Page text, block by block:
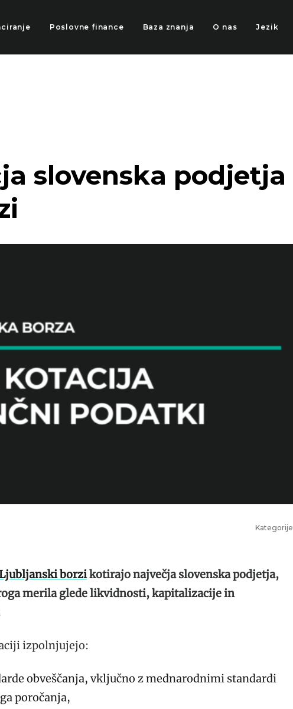
Poslovne finance Baza znanja O nas Jezik
slovenska podjetja
Kategorije
borzikotirajo največja slovenska podjetja,
merila glede likvidnosti, kapitalizacije in
izpolnjujejo:
obveščanja, vključno z mednarodnimi standardi
poročanja,